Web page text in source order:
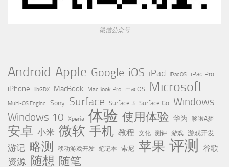
微信公众号
Android Apple Google iOS iPad iPadOS iPad Pro
iPhone libGDX MacBook MacBook Pro macOS Microsoft
Multi-OS Engine Sony Surface Surface 3 Surface Go Windows
Windows 10 Xperia 体验 使用体验 华为 哆啦A梦
安卓 小米 微软 手机 教程 文化 测评 游戏 游戏开发
游记 略测 移动游戏开发 笔记本 索尼 苹果 评测 谷歌
资源 随想 随笔